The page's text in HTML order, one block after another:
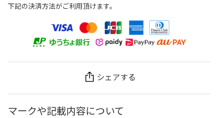
下記の決済方法がご利用頂けます。
シェアする
マークや記載内容について